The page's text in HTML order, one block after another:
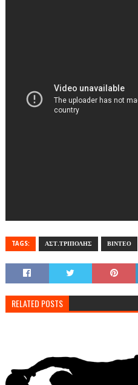
TAGS: ΑΣΤ.ΤΡΙΠΟΛΗΣ ΒΙΝΤΕΟ
RELATED POSTS